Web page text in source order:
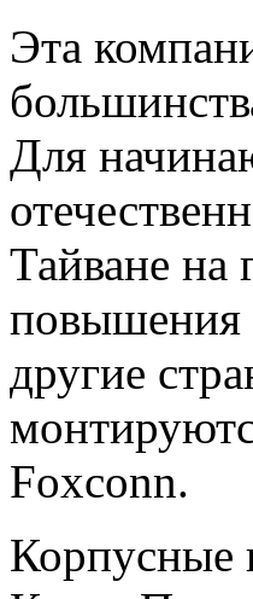
Эта
Для
Тайване на
повышения
другие
Foxconn.
Корпусные